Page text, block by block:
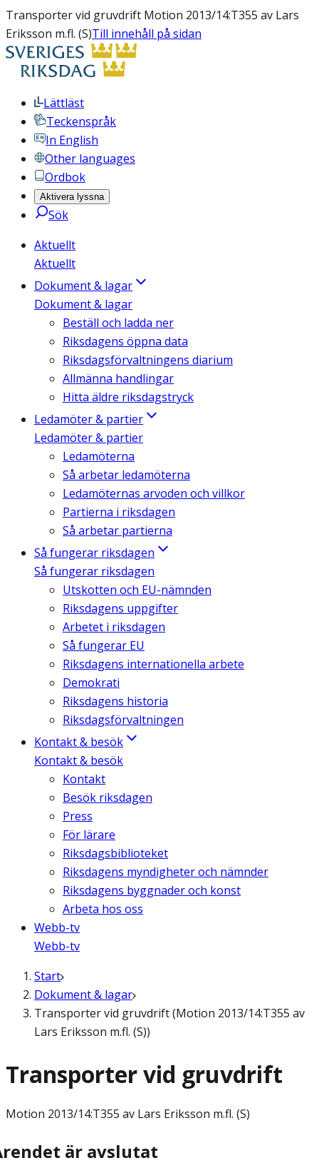
Transporter vid gruvdrift Motion 2013/14:T355 av Lars
Eriksson m.fl. (S)Till innehåll på sidan
Lättläst
Teckenspråk
In English
Other languages
Ordbok
Aktivera lyssna
Sök
Aktuellt
Aktuellt
Dokument & lagar
Dokument & lagar
Beställ och ladda ner
Riksdagens öppna data
Riksdagsförvaltningens diarium
Allmänna handlingar
Hitta äldre riksdagstryck
Ledamöter & partier
Ledamöter & partier
Ledamöterna
Så arbetar ledamöterna
Ledamöternas arvoden och villkor
Partierna i riksdagen
Så arbetar partierna
Så fungerar riksdagen
Så fungerar riksdagen
Utskotten och EU-nämnden
Riksdagens uppgifter
Arbetet i riksdagen
Så fungerar EU
Riksdagens internationella arbete
Demokrati
Riksdagens historia
Riksdagsförvaltningen
Kontakt & besök
Kontakt & besök
Kontakt
Besök riksdagen
Press
För lärare
Riksdagsbiblioteket
Riksdagens myndigheter och nämnder
Riksdagens byggnader och konst
Arbeta hos oss
Webb-tv
Webb-tv
Start
Dokument & lagar
Transporter vid gruvdrift (Motion 2013/14:T355 av
Lars Eriksson m.fl. (S))
Transporter vid gruvdrift
Motion 2013/14:T355 av Lars Eriksson m.fl. (S)
är avslutat